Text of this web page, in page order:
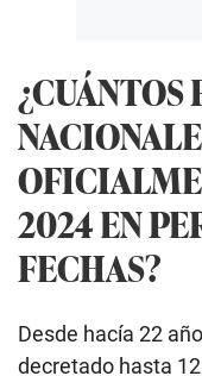
¿CUÁNTOS
2024 EN
FECHAS?
Desde hacía 22
decretado hasta 12